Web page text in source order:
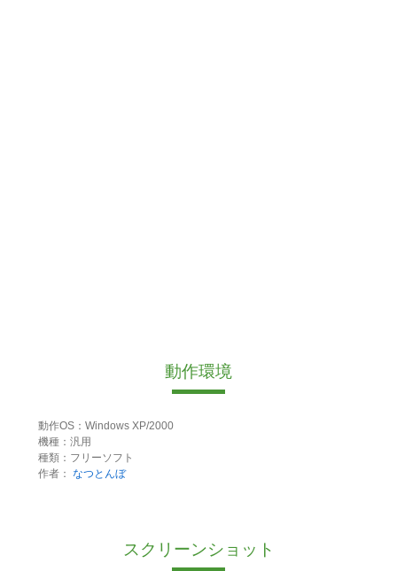
動作環境
動作OS：Windows XP/2000
機種：汎用
種類：フリーソフト
作者： なつとんぼ
スクリーンショット